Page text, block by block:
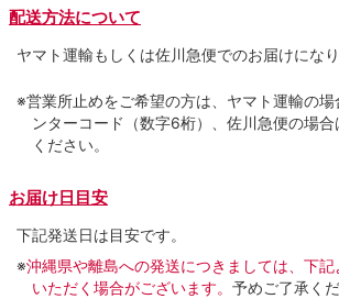
配送方法について
ヤマト運輸もしくは佐川急便でのお届けになり
※営業所止めをご希望の方は、ヤマト運輸の
ンターコード（数字6桁）、佐川急便の場
ください。
お届け日目安
下記発送日は目安です。
※沖縄県や離島への発送につきましては、下
いただく場合がございます。 予めご了承くだ